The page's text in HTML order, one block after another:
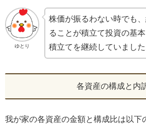
ゆとり
株価が振るわない時でも
ることが積立て投資の基
積立てを継続していました
各資産の構成と内
我が家の各資産の金額と構成比は以下